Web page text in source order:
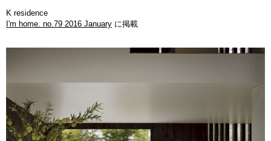
K residence
I'm home. no.79 2016 January に掲載